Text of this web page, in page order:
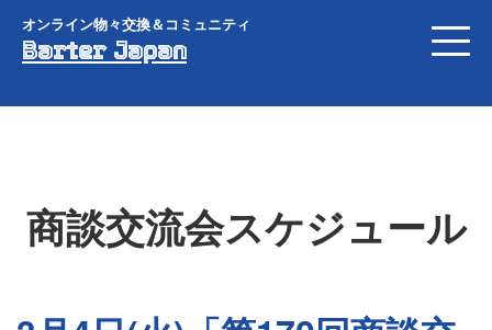
オンライン物々交換＆コミュニティ
Barter Japan
商談交流会スケジュール